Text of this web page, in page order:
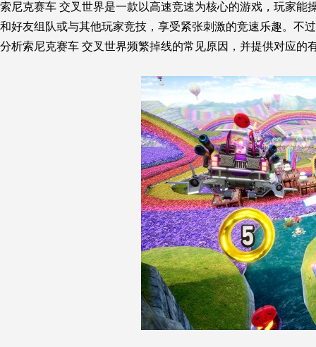
索尼克赛车 交叉世界是一款以高速竞速为核心的游戏，玩家能
和好友组队或与其他玩家竞技，享受紧张刺激的竞速乐趣。不
分析索尼克赛车 交叉世界频繁掉线的常见原因，并提供对应的